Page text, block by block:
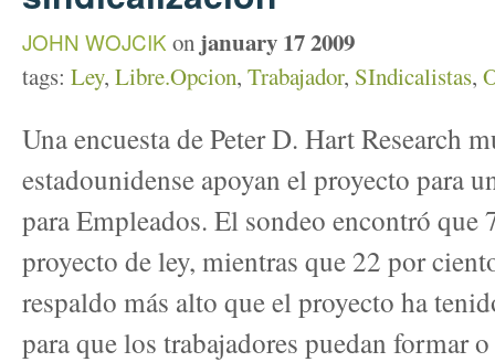
JOHN WOJCIK on january 17 2009
tags: Ley, Libre.Opcion, Trabajador, SIndicalistas,
Una encuesta de Peter D. Hart Research
estadounidense apoyan el proyecto para
para Empleados. El sondeo encontró que
proyecto de ley, mientras que 22 por
respaldo más alto que el proyecto ha
para que los trabajadores puedan formar